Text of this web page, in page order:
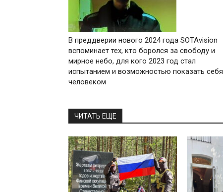
В преддверии нового 2024 года SOTAvision
вспоминает тех, кто боролся за свободу и
мирное небо, для кого 2023 год стал
испытанием и возможностью показать себя
человеком
ЧИТАТЬ ЕЩЕ